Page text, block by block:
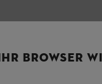
BROWSER